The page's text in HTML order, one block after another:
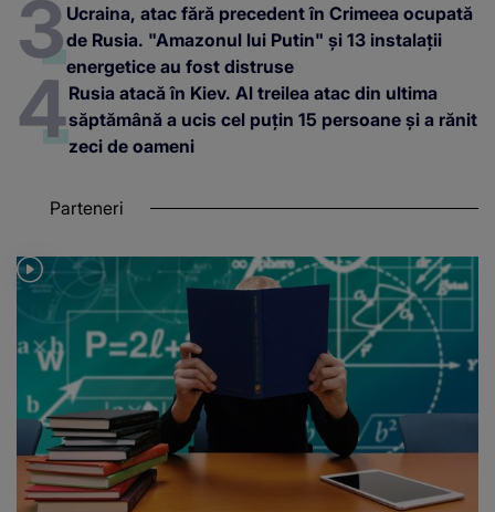
Ucraina, atac fără precedent în Crimeea ocupată
de Rusia. "Amazonul lui Putin" și 13 instalații
energetice au fost distruse
Rusia atacă în Kiev. Al treilea atac din ultima
săptămână a ucis cel puțin 15 persoane și a rănit
zeci de oameni
Parteneri